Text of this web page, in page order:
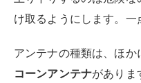
感電
テレビアンテナ周辺は通
す。感電や電気ショッ